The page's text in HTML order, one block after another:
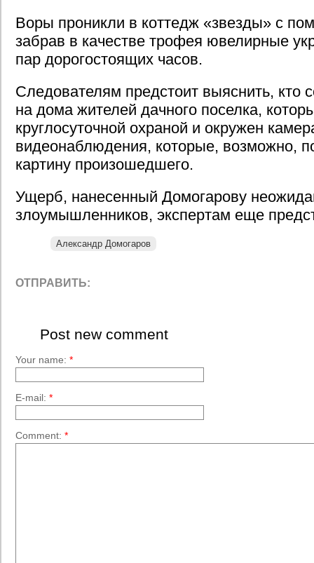
Воры проникли в коттедж «звезды» с
забрав в качестве трофея ювелирные
пар дорогостоящих часов.
Следователям предстоит выяснить, кто
на дома жителей дачного поселка,
круглосуточной охраной и окружен
видеонаблюдения, которые, возможно,
картину произошедшего.
Ущерб, нанесенный Домогарову
злоумышленников, экспертам еще
Александр Домогаров
ОТПРАВИТЬ:
Post new comment
Your name: *
E-mail: *
Comment: *